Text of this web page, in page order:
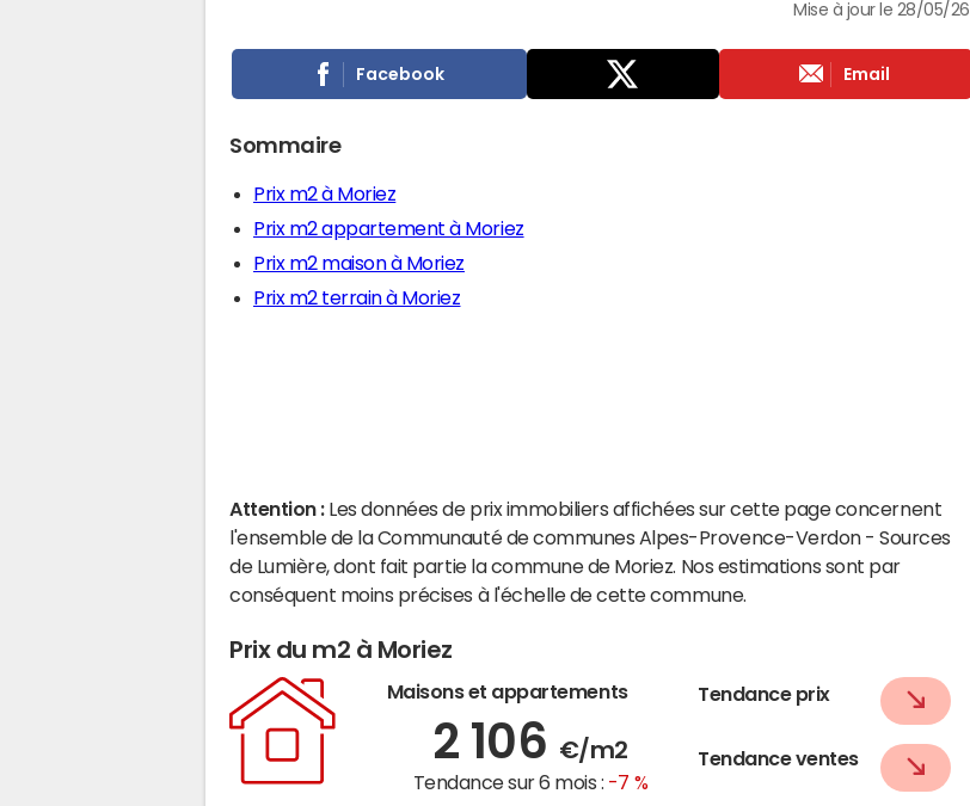
Mise à jour le 28/05/26
Facebook Email
Sommaire
Prix m2 à Moriez
Prix m2 appartement à Moriez
Prix m2 maison à Moriez
Prix m2 terrain à Moriez
Attention : Les données de prix immobiliers affichées sur cette page concernent
l'ensemble de la Communauté de communes Alpes-Provence-Verdon - Sources
de Lumière, dont fait partie la commune de Moriez. Nos estimations sont par
conséquent moins précises à l'échelle de cette commune.
Prix du m2 à Moriez
Maisons et appartements
2 106 €/m2
Tendance sur 6 mois : -7 %
Tendance prix
Tendance ventes